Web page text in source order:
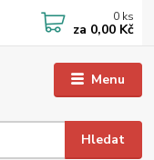
Menu
Hledat
0 ks
za 0,00 Kč